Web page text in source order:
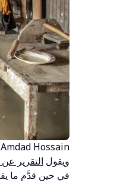
Hossain
ويقول التقرير
في حين قدَّم ما